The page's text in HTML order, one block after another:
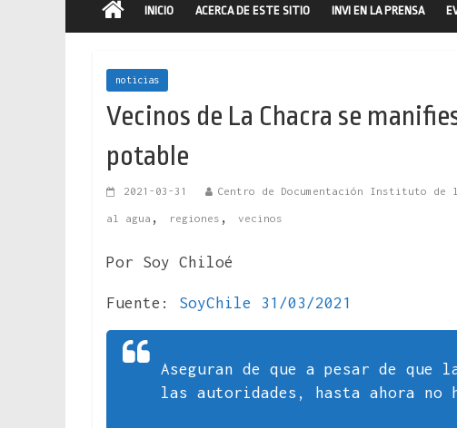
INICIO ACERCA DE ESTE SITIO INVI EN LA PRENSA
noticias
Vecinos de La Chacra se
potable
2021-03-31 Centro de Documentación Instituto de
al agua , regiones , vecinos
Por Soy Chiloé
Fuente: SoyChile 31/03/2021
Aseguran de que a pesar de que
las autoridades, hasta ahora no